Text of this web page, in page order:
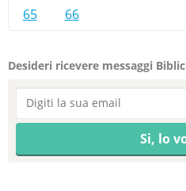
65
66
Desideri ricevere messaggi